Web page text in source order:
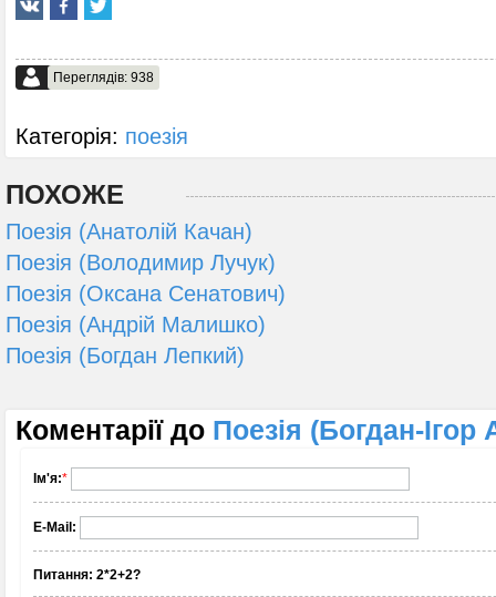
Переглядів: 938
Категорія: поезія
ПОХОЖЕ
Поезія (Анатолій Качан)
Поезія (Володимир Лучук)
Поезія (Оксана Сенатович)
Поезія (Андрій Малишко)
Поезія (Богдан Лепкий)
Коментарії до Поезія (Богдан-Ігор
Ім'я:*
E-Mail:
Питання: 2*2+2?